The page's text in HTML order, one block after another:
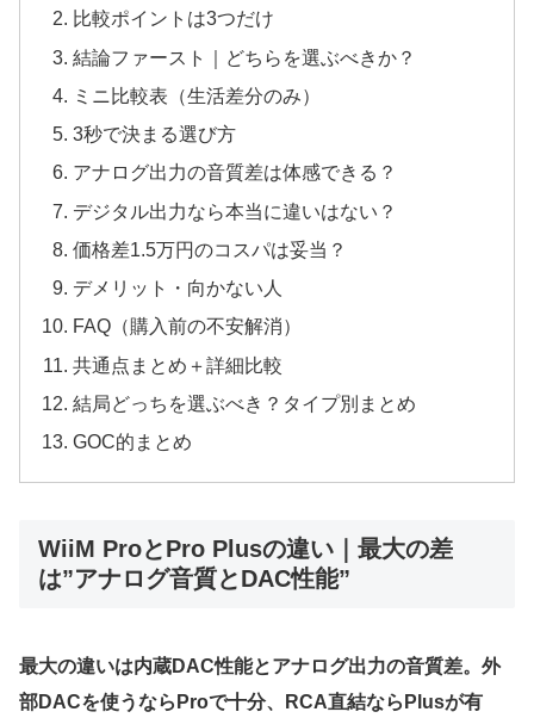
比較ポイントは3つだけ
結論ファースト｜どちらを選ぶべきか？
ミニ比較表（生活差分のみ）
3秒で決まる選び方
アナログ出力の音質差は体感できる？
デジタル出力なら本当に違いはない？
価格差1.5万円のコスパは妥当？
デメリット・向かない人
FAQ（購入前の不安解消）
共通点まとめ＋詳細比較
結局どっちを選ぶべき？タイプ別まとめ
GOC的まとめ
WiiM ProとPro Plusの違い｜最大の差
は”アナログ音質とDAC性能”
最大の違いは内蔵DAC性能とアナログ出力の音質差。外
部DACを使うならProで十分、RCA直結ならPlusが有